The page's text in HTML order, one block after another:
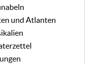
und Atlanten